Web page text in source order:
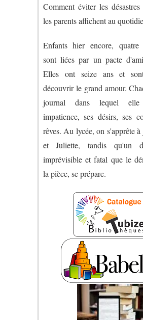
Comment éviter les
les parents affichent au
Enfants hier encore, quatre
sont liées par un pacte
Elles ont seize ans et
découvrir le grand amour.
journal dans lequel
impatience, ses désirs, ses
rêves. Au lycée, on s'apprête
et Juliette, tandis qu'un
imprévisible et fatal que le
la pièce, se prépare.